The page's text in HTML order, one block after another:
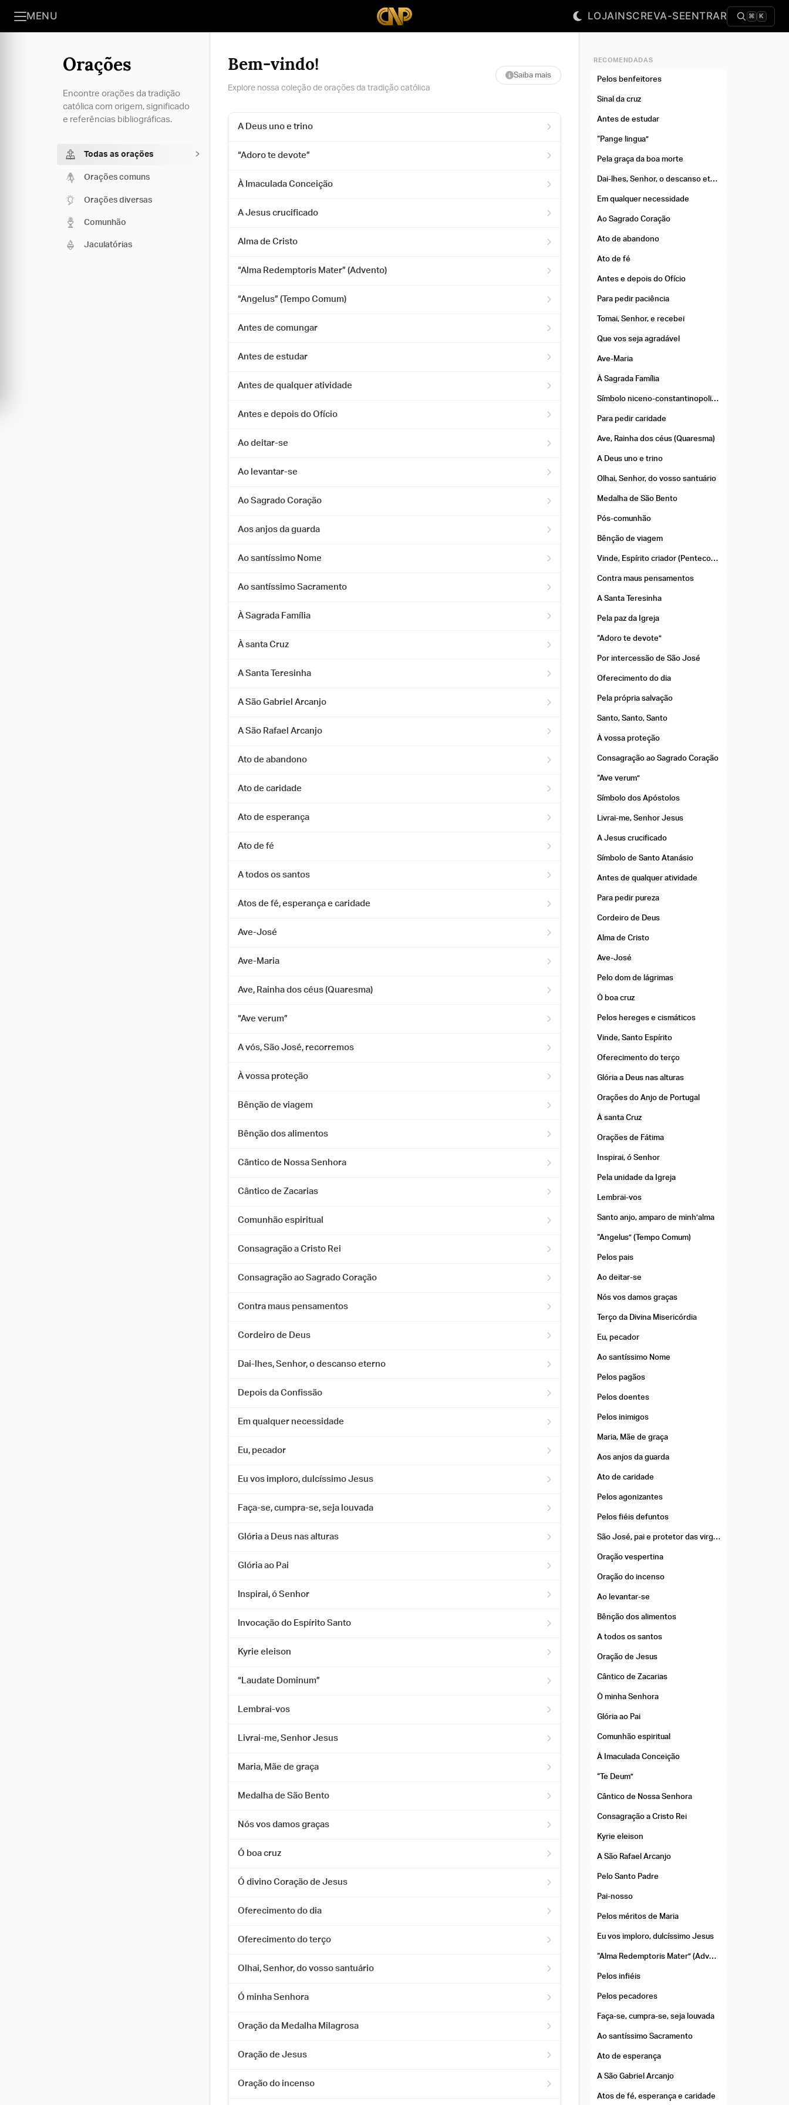
MENU LOJAINSCREVA-SEENTRAR ⌘ K
Orações
Encontre orações da tradição
católica com origem, significado
e referências bibliográficas.
Todas as orações
Orações comuns
Orações diversas
Comunhão
Jaculatórias
Bem-vindo!
Explore nossa coleção de orações da tradição católica
Saiba mais
A Deus uno e trino
“Adoro te devote”
À Imaculada Conceição
A Jesus crucificado
Alma de Cristo
“Alma Redemptoris Mater” (Advento)
“Angelus” (Tempo Comum)
Antes de comungar
Antes de estudar
Antes de qualquer atividade
Antes e depois do Ofício
Ao deitar-se
Ao levantar-se
Ao Sagrado Coração
Aos anjos da guarda
Ao santíssimo Nome
Ao santíssimo Sacramento
À Sagrada Família
À santa Cruz
A Santa Teresinha
A São Gabriel Arcanjo
A São Rafael Arcanjo
Ato de abandono
Ato de caridade
Ato de esperança
Ato de fé
A todos os santos
Atos de fé, esperança e caridade
Ave-José
Ave-Maria
Ave, Rainha dos céus (Quaresma)
“Ave verum”
A vós, São José, recorremos
À vossa proteção
Bênção de viagem
Bênção dos alimentos
Cântico de Nossa Senhora
Cântico de Zacarias
Comunhão espiritual
Consagração a Cristo Rei
Consagração ao Sagrado Coração
Contra maus pensamentos
Cordeiro de Deus
Dai-lhes, Senhor, o descanso eterno
Depois da Confissão
Em qualquer necessidade
Eu, pecador
Eu vos imploro, dulcíssimo Jesus
Faça-se, cumpra-se, seja louvada
Glória a Deus nas alturas
Glória ao Pai
Inspirai, ó Senhor
Invocação do Espírito Santo
Kyrie eleison
“Laudate Dominum”
Lembrai-vos
Livrai-me, Senhor Jesus
Maria, Mãe de graça
Medalha de São Bento
Nós vos damos graças
Ó boa cruz
Ó divino Coração de Jesus
Oferecimento do dia
Oferecimento do terço
Olhai, Senhor, do vosso santuário
Ó minha Senhora
Oração da Medalha Milagrosa
Oração de Jesus
Oração do incenso
RECOMENDADAS
Pelos benfeitores
Sinal da cruz
Antes de estudar
“Pange lingua”
Pela graça da boa morte
Dai-lhes, Senhor, o descanso eterno
Em qualquer necessidade
Ao Sagrado Coração
Ato de abandono
Ato de fé
Antes e depois do Ofício
Para pedir paciência
Tomai, Senhor, e recebei
Que vos seja agradável
Ave-Maria
À Sagrada Família
Símbolo niceno-constantinopolitano
Para pedir caridade
Ave, Rainha dos céus (Quaresma)
A Deus uno e trino
Olhai, Senhor, do vosso santuário
Medalha de São Bento
Pós-comunhão
Bênção de viagem
Vinde, Espírito criador (Pentecostes)
Contra maus pensamentos
A Santa Teresinha
Pela paz da Igreja
“Adoro te devote”
Por intercessão de São José
Oferecimento do dia
Pela própria salvação
Santo, Santo, Santo
À vossa proteção
Consagração ao Sagrado Coração
“Ave verum”
Símbolo dos Apóstolos
Livrai-me, Senhor Jesus
A Jesus crucificado
Símbolo de Santo Atanásio
Antes de qualquer atividade
Para pedir pureza
Cordeiro de Deus
Alma de Cristo
Ave-José
Pelo dom de lágrimas
Ó boa cruz
Pelos hereges e cismáticos
Vinde, Santo Espírito
Oferecimento do terço
Glória a Deus nas alturas
Orações do Anjo de Portugal
À santa Cruz
Orações de Fátima
Inspirai, ó Senhor
Pela unidade da Igreja
Lembrai-vos
​Santo anjo, amparo de minh’alma
“Angelus” (Tempo Comum)
Pelos pais
Ao deitar-se
Nós vos damos graças
Terço da Divina Misericórdia
Eu, pecador
Ao santíssimo Nome
Pelos pagãos
Pelos doentes
Pelos inimigos
Maria, Mãe de graça
Aos anjos da guarda
Ato de caridade
Pelos agonizantes
Pelos fiéis defuntos
São José, pai e protetor das virgens
Oração vespertina
Oração do incenso
Ao levantar-se
Bênção dos alimentos
A todos os santos
Oração de Jesus
Cântico de Zacarias
Ó minha Senhora
Glória ao Pai
Comunhão espiritual
À Imaculada Conceição
“Te Deum”
Cântico de Nossa Senhora
Consagração a Cristo Rei
Kyrie eleison
A São Rafael Arcanjo
Pelo Santo Padre
Pai-nosso
Pelos méritos de Maria
Eu vos imploro, dulcíssimo Jesus
“Alma Redemptoris Mater” (Advento)
Pelos infiéis
Pelos pecadores
Faça-se, cumpra-se, seja louvada
Ao santíssimo Sacramento
Ato de esperança
A São Gabriel Arcanjo
Atos de fé, esperança e caridade